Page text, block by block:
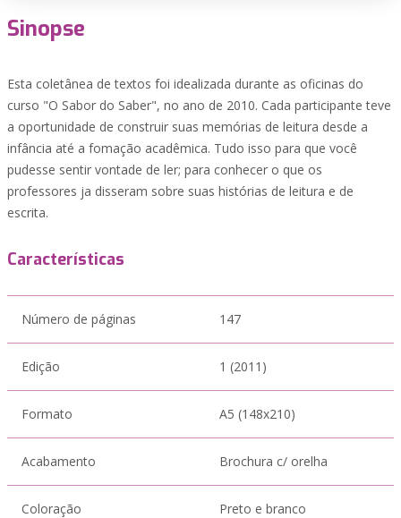
Sinopse
Esta coletânea de textos foi idealizada durante as oficinas do
curso "O Sabor do Saber", no ano de 2010. Cada participante teve
a oportunidade de construir suas memórias de leitura desde a
infância até a fomação acadêmica. Tudo isso para que você
pudesse sentir vontade de ler; para conhecer o que os
professores ja disseram sobre suas histórias de leitura e de
escrita.
Características
Número de páginas 147
Edição 1 (2011)
Formato A5 (148x210)
Acabamento Brochura c/ orelha
Coloração Preto e branco